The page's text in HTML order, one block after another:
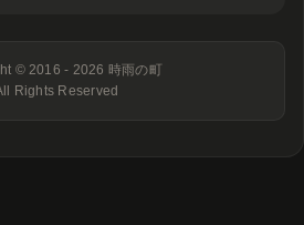
© 2016 - 2026 時雨の町
Rights Reserved